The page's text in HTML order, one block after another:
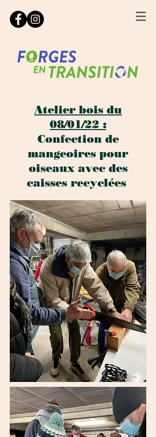
Atelier bois du
08/01/22 :
Confection de
mangeoires pour
oiseaux avec des
caisses recyclées